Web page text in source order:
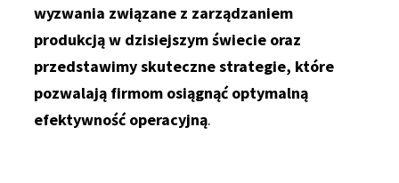
wyzwania związane z zarządzaniem
produkcją w dzisiejszym świecie oraz
przedstawimy skuteczne strategie, które
pozwalają firmom osiągnąć optymalną
efektywność operacyjną.